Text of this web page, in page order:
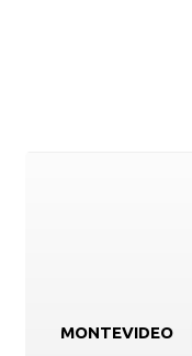
MONTEVIDEO